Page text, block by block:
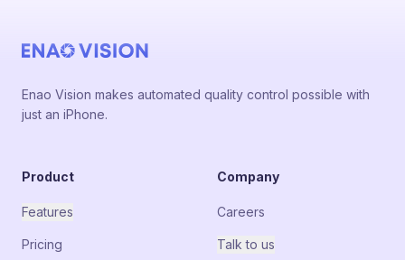
Enao Vision makes automated quality control possible with
just an iPhone.
Product
Features
Pricing
Company
Careers
Talk to us